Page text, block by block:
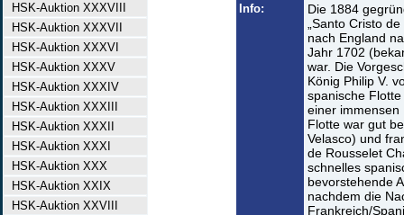
HSK-Auktion XXXVIII
HSK-Auktion XXXVII
HSK-Auktion XXXVI
HSK-Auktion XXXV
HSK-Auktion XXXIV
HSK-Auktion XXXIII
HSK-Auktion XXXII
HSK-Auktion XXXI
HSK-Auktion XXX
HSK-Auktion XXIX
HSK-Auktion XXVIII
Info:
Die 1884
„Santo Cristo
nach England
Jahr 1702
war. Die
König Philip V.
spanische
einer immensen
Flotte war gut
Velasco) und
de Rousselet
schnelles
bevorstehende
nachdem die
Frankreich/